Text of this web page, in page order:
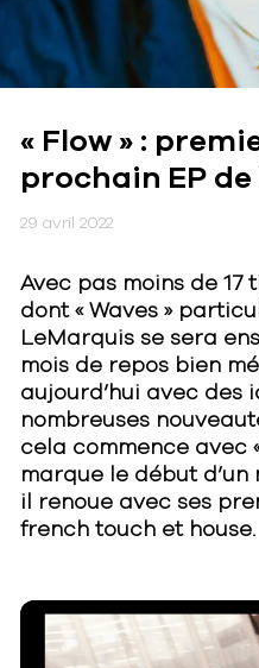
« Flow » :
prochain EP
29 avril 2022
Avec pas moins de 17
dont « Waves »
LeMarquis se sera
mois de repos bien
aujourd’hui avec des
nombreuses
cela commence avec
marque le début d’un
il renoue avec ses
french touch et house.